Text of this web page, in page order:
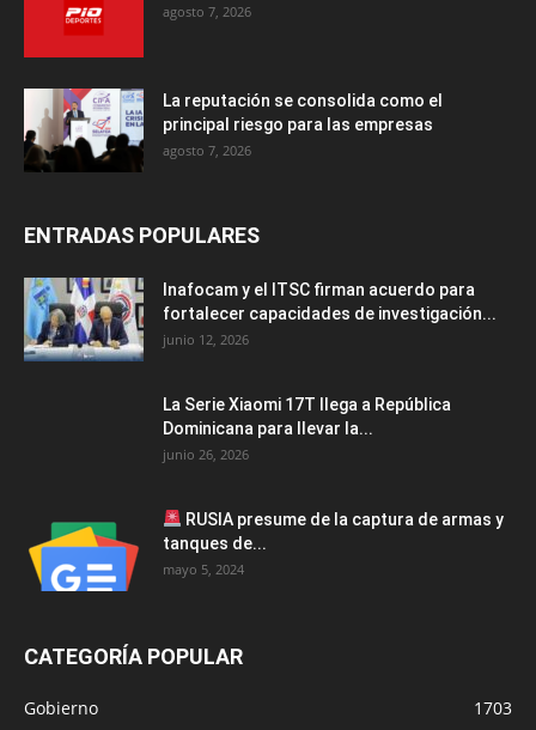
agosto 7, 2026
La reputación se consolida como el
principal riesgo para las empresas
agosto 7, 2026
ENTRADAS POPULARES
Inafocam y el ITSC firman acuerdo para
fortalecer capacidades de investigación...
junio 12, 2026
La Serie Xiaomi 17T llega a República
Dominicana para llevar la...
junio 26, 2026
RUSIA presume de la captura de armas y
tanques de...
mayo 5, 2024
CATEGORÍA POPULAR
Gobierno
1703